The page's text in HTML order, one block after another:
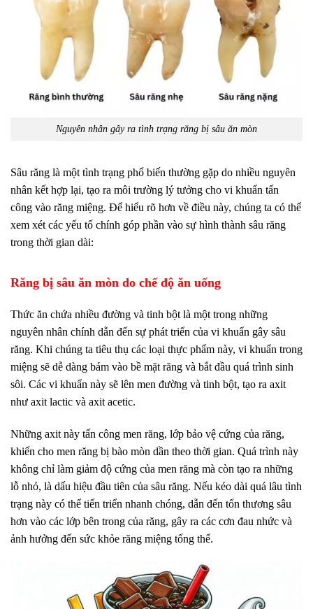
Nguyên nhân gây ra tình trạng răng bị sâu ăn mòn
Sâu răng là một tình trạng phổ biến thường gặp do nhiều nguyên
nhân kết hợp lại, tạo ra môi trường lý tưởng cho vi khuẩn tấn
công vào răng miệng. Để hiểu rõ hơn về điều này, chúng ta có thể
xem xét các yếu tố chính góp phần vào sự hình thành sâu răng
trong thời gian dài:
Răng bị sâu ăn mòn do chế độ ăn uống
Thức ăn chứa nhiều đường và tinh bột là một trong những
nguyên nhân chính dẫn đến sự phát triển của vi khuẩn gây sâu
răng. Khi chúng ta tiêu thụ các loại thực phẩm này, vi khuẩn trong
miệng sẽ dễ dàng bám vào bề mặt răng và bắt đầu quá trình sinh
sôi. Các vi khuẩn này sẽ lên men đường và tinh bột, tạo ra axit
như axit lactic và axit acetic.
Những axit này tấn công men răng, lớp bảo vệ cứng của răng,
khiến cho men răng bị bào mòn dần theo thời gian. Quá trình này
không chỉ làm giảm độ cứng của men răng mà còn tạo ra những
lỗ nhỏ, là dấu hiệu đầu tiên của sâu răng. Nếu kéo dài quá lâu tình
trạng này có thể tiến triển nhanh chóng, dẫn đến tổn thương sâu
hơn vào các lớp bên trong của răng, gây ra các cơn đau nhức và
ảnh hưởng đến sức khỏe răng miệng tổng thể.